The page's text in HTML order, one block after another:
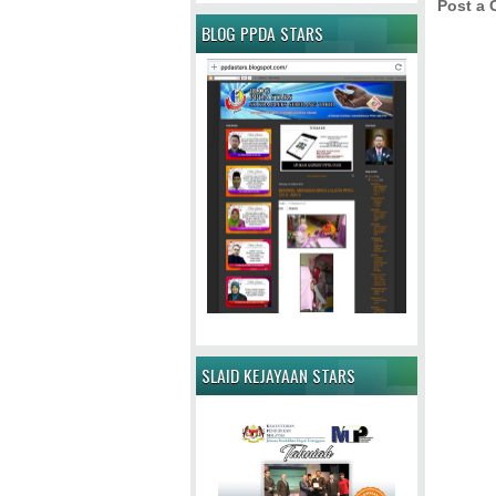
Post a
BLOG PPDA STARS
SLAID KEJAYAAN STARS